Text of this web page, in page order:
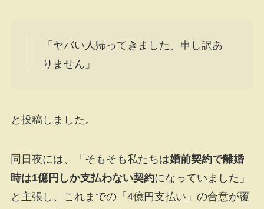
「ヤバい人帰ってきました。申し訳あ
りません」
と投稿しました。
同日夜には、「そもそも私たちは婚前契約で離婚
時は1億円しか支払わない契約になっていました」
と主張し、これまでの「4億円支払い」の合意が覆